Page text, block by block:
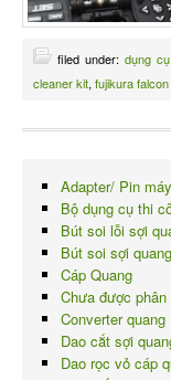
filed under: dụng
cleaner kit, fujikura
Adapter/ Pin
Bộ dụng cụ thi
Bút soi lỗi sợi
Bút soi sợi quang
Cáp Quang
Chưa được phân
Converter quang
Dao cắt sợi
Dao rọc vỏ cáp